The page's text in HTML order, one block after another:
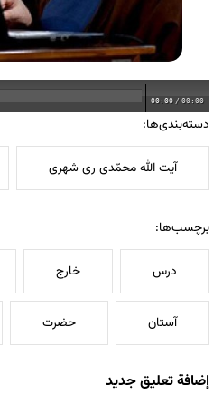
00:00 / 00:00
دسته‌بندی‌ها:
آیت الله محمّدی ری شهری
برچسب‌ها:
درس خارج
آستان حضرت
إضافة تعليق جديد